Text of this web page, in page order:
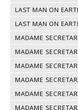
LAST MAN ON
LAST MAN ON
MADAME
MADAME
MADAME
MADAME
MADAME
MADAME